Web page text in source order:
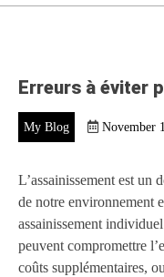
Erreurs à éviter
My Blog November
L’assainissement est un
de notre environnement
assainissement
peuvent compromettre
coûts supplémentaires,